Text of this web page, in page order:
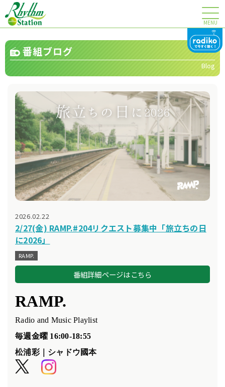
MENU
番組ブログ
Blog
2026.02.22
2/27(金) RAMP.#204リクエスト募集中「旅立ちの日
に2026」
RAMP.
番組詳細ページはこちら
RAMP.
Radio and Music Playlist
毎週金曜 16:00-18:55
松浦彩｜シャドウ國本